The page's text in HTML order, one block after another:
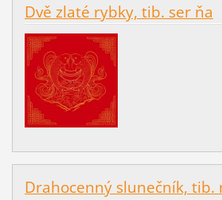
Dvě zlaté rybky, tib. ser ňa
Drahocenný slunečník, tib.